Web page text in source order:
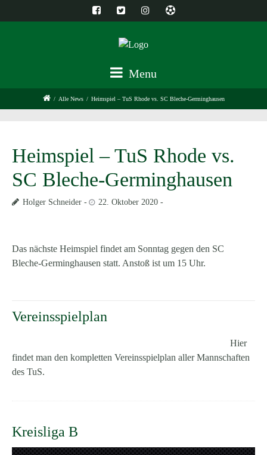
Menu
/ Alle News / Heimspiel – TuS Rhode vs. SC Bleche-Germinghausen
Heimspiel – TuS Rhode vs.
SC Bleche-Germinghausen
Holger Schneider 22. Oktober 2020
Das nächste Heimspiel findet am Sonntag gegen den SC
Bleche-Germinghausen statt. Anstoß ist um 15 Uhr.
Vereinsspielplan
Hier
findet man den kompletten Vereinsspielplan aller Mannschaften
des TuS.
Kreisliga B